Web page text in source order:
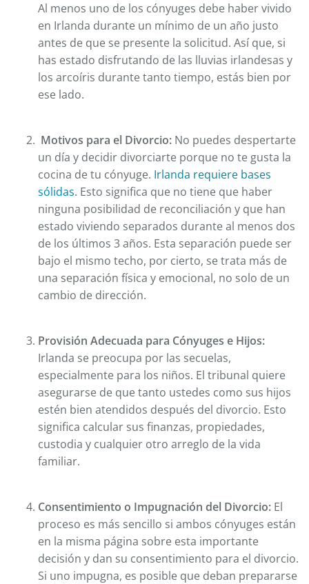
Al menos uno de los cónyuges debe haber vivido
en Irlanda durante un mínimo de un año justo
antes de que se presente la solicitud. Así que, si
has estado disfrutando de las lluvias irlandesas y
los arcoíris durante tanto tiempo, estás bien por
ese lado.
Motivos para el Divorcio: No puedes despertarte
un día y decidir divorciarte porque no te gusta la
cocina de tu cónyuge. Irlanda requiere bases
sólidas. Esto significa que no tiene que haber
ninguna posibilidad de reconciliación y que han
estado viviendo separados durante al menos dos
de los últimos 3 años. Esta separación puede ser
bajo el mismo techo, por cierto, se trata más de
una separación física y emocional, no solo de un
cambio de dirección.
Provisión Adecuada para Cónyuges e Hijos:
Irlanda se preocupa por las secuelas,
especialmente para los niños. El tribunal quiere
asegurarse de que tanto ustedes como sus hijos
estén bien atendidos después del divorcio. Esto
significa calcular sus finanzas, propiedades,
custodia y cualquier otro arreglo de la vida
familiar.
Consentimiento o Impugnación del Divorcio: El
proceso es más sencillo si ambos cónyuges están
en la misma página sobre esta importante
decisión y dan su consentimiento para el divorcio.
Si uno impugna, es posible que deban prepararse